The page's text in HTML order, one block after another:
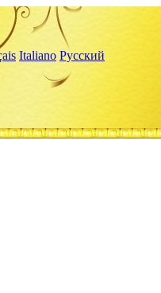
Italiano Русский